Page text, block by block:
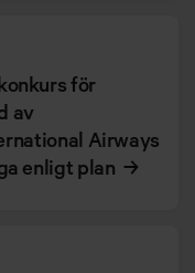
för
av
Airways
enligt plan →